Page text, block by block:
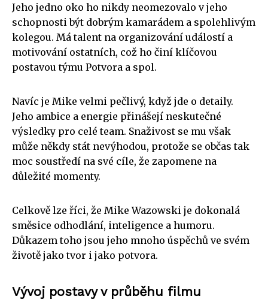
Jeho jedno oko ho nikdy neomezovalo v jeho
schopnosti být dobrým kamarádem a spolehlivým
kolegou. Má talent na organizování událostí a
motivování ostatních, což ho činí klíčovou
postavou týmu Potvora a spol.
Navíc je Mike velmi pečlivý, když jde o detaily.
Jeho ambice a energie přinášejí neskutečné
výsledky pro celé team. Snaživost se mu však
může někdy stát nevýhodou, protože se občas tak
moc soustředí na své cíle, že zapomene na
důležité momenty.
Celkově lze říci, že Mike Wazowski je dokonalá
směsice odhodlání, inteligence a humoru.
Důkazem toho jsou jeho mnoho úspěchů ve svém
životě jako tvor i jako potvora.
Vývoj postavy v průběhu filmu